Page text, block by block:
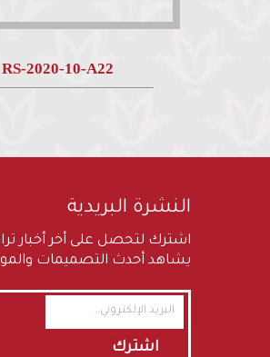
RS-2020-10-A22
النشرة البريدية
اشترك لتحصل على أخر أخبار
يشاهد أحدث التصميمات
اشترك